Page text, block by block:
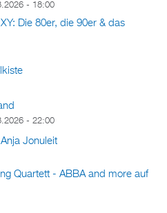
- 18:00
Die 80er, die 90er & das
- 22:00
Jonuleit
Quartett - ABBA and more auf